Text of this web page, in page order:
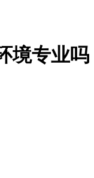
境专业吗